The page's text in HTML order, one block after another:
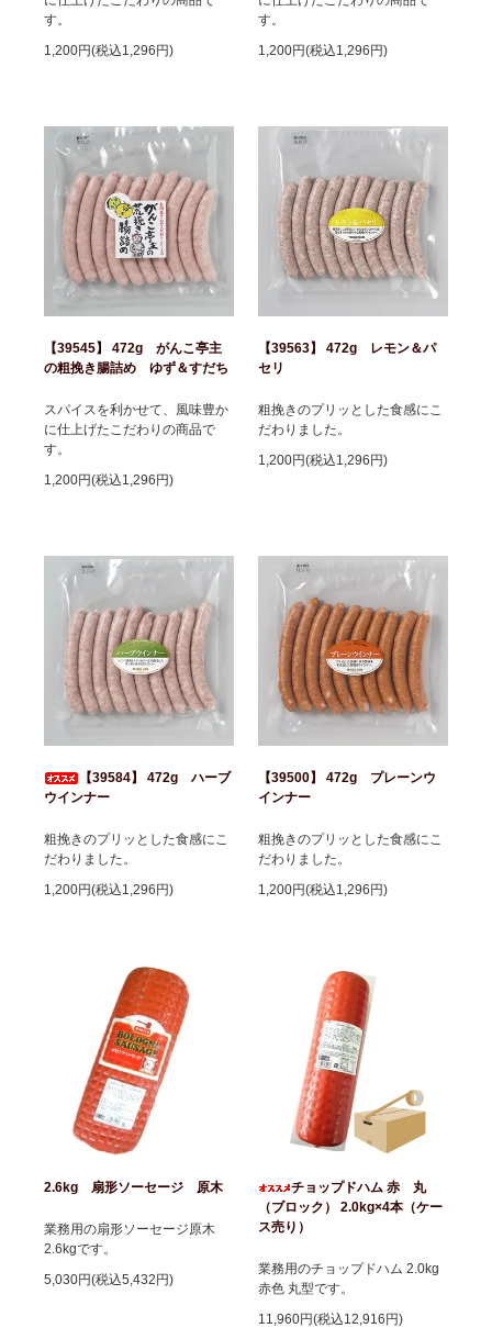
す。
1,200円(税込1,296円)
す。
1,200円(税込1,296円)
【39545】 472g がんこ亭主
の粗挽き腸詰め ゆず＆すだち
スパイスを利かせて、風味豊か
に仕上げたこだわりの商品で
す。
1,200円(税込1,296円)
【39563】 472g レモン＆パ
セリ
粗挽きのプリッとした食感にこ
だわりました。
1,200円(税込1,296円)
【39584】 472g ハーブ
ウインナー
粗挽きのプリッとした食感にこ
だわりました。
1,200円(税込1,296円)
【39500】 472g プレーンウ
インナー
粗挽きのプリッとした食感にこ
だわりました。
1,200円(税込1,296円)
2.6kg 扇形ソーセージ 原木
業務用の扇形ソーセージ原木
2.6kgです。
5,030円(税込5,432円)
チョップドハム 赤 丸
（ブロック） 2.0kg×4本（ケー
ス売り）
業務用のチョップドハム 2.0kg
赤色 丸型です。
11,960円(税込12,916円)